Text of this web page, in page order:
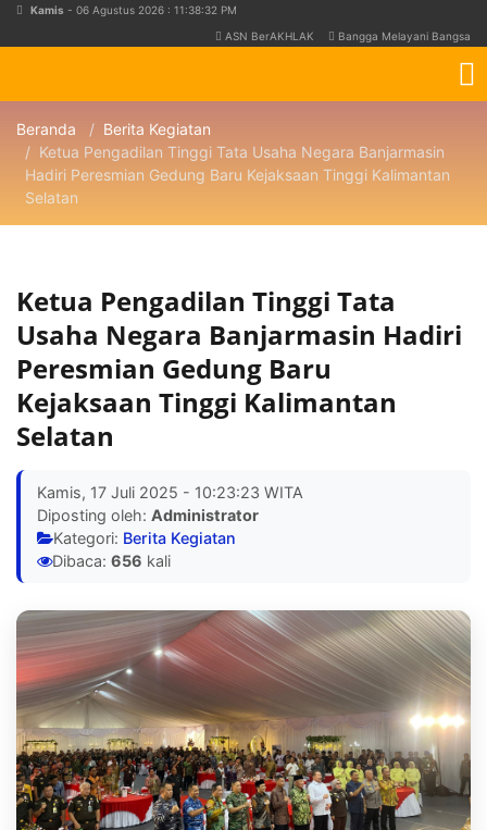
Kamis - 06 Agustus 2026 : 11:38:32 PM
ASN BerAKHLAK
Bangga Melayani Bangsa
Beranda
Berita Kegiatan
Ketua Pengadilan Tinggi Tata Usaha Negara Banjarmasin
Hadiri Peresmian Gedung Baru Kejaksaan Tinggi Kalimantan
Selatan
Ketua Pengadilan Tinggi Tata
Usaha Negara Banjarmasin Hadiri
Peresmian Gedung Baru
Kejaksaan Tinggi Kalimantan
Selatan
Kamis, 17 Juli 2025 - 10:23:23 WITA
Diposting oleh: Administrator
Kategori: Berita Kegiatan
Dibaca: 656 kali